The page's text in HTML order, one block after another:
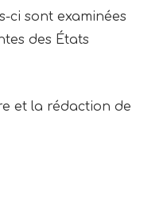
ci sont examinées
des États
et la rédaction de